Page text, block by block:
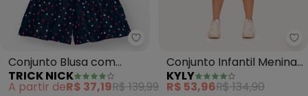
Trick Nick - Conjunto Blusa
Conjunto Blusa com
Shorts (Azul)
TRICK NICK
A partir deR$ 37,19R$ 139,99
Conjunto Infantil Menina
Bordado (Azul)
KYLY
R$ 53,96R$ 134,90